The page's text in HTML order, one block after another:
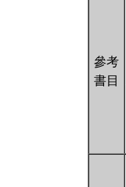
參考
書目